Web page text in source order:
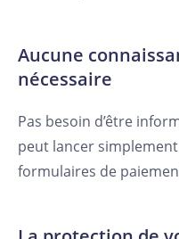
Aucune
nécessaire
Pas besoin d’être
peut lancer
formulaires de